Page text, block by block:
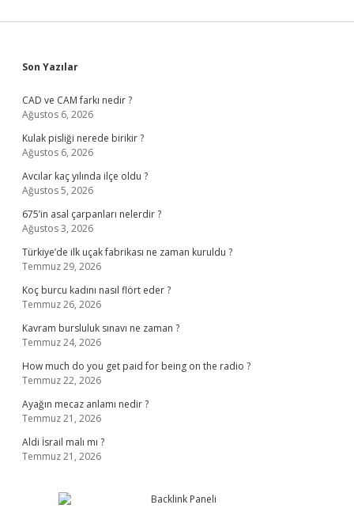
Sidebar
Son Yazılar
CAD ve CAM farkı nedir ?
Ağustos 6, 2026
Kulak pisliği nerede birikir ?
Ağustos 6, 2026
Avcılar kaç yılında ilçe oldu ?
Ağustos 5, 2026
675’in asal çarpanları nelerdir ?
Ağustos 3, 2026
Türkiye’de ilk uçak fabrikası ne zaman kuruldu ?
Temmuz 29, 2026
Koç burcu kadını nasıl flört eder ?
Temmuz 26, 2026
Kavram bursluluk sınavı ne zaman ?
Temmuz 24, 2026
How much do you get paid for being on the radio ?
Temmuz 22, 2026
Ayağın mecaz anlamı nedir ?
Temmuz 21, 2026
Aldi İsrail malı mı ?
Temmuz 21, 2026